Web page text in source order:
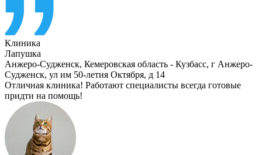
Клиника
Лапушка
Анжеро-Судженск, Кемеровская область - Кузбасс, г Анжеро-
Судженск, ул им 50-летия Октября, д 14
Отличная клиника! Работают специалисты всегда готовые
придти на помощь!